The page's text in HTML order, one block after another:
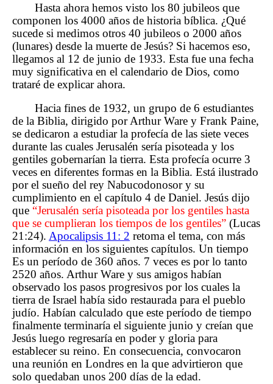
Hasta ahora hemos visto los 80 jubileos que
componen los 4000 años de historia bíblica. ¿Qué
sucede si medimos otros 40 jubileos o 2000 años
(lunares) desde la muerte de Jesús? Si hacemos eso,
llegamos al 12 de junio de 1933. Esta fue una fecha
muy significativa en el calendario de Dios, como
trataré de explicar ahora.
Hacia fines de 1932, un grupo de 6 estudiantes
de la Biblia, dirigido por Arthur Ware y Frank Paine,
se dedicaron a estudiar la profecía de las siete veces
durante las cuales Jerusalén sería pisoteada y los
gentiles gobernarían la tierra. Esta profecía ocurre 3
veces en diferentes formas en la Biblia. Está ilustrado
por el sueño del rey Nabucodonosor y su
cumplimiento en el capítulo 4 de Daniel. Jesús dijo
que “Jerusalén sería pisoteada por los gentiles hasta
que se cumplieran los tiempos de los gentiles” (Lucas
21:24). Apocalipsis 11: 2 retoma el tema, con más
información en los siguientes capítulos. Un tiempo
Es un período de 360 años. 7 veces es por lo tanto
2520 años. Arthur Ware y sus amigos habían
observado los pasos progresivos por los cuales la
tierra de Israel había sido restaurada para el pueblo
judío. Habían calculado que este período de tiempo
finalmente terminaría el siguiente junio y creían que
Jesús luego regresaría en poder y gloria para
establecer su reino. En consecuencia, convocaron
una reunión en Londres en la que advirtieron que
solo quedaban unos 200 días de la edad.